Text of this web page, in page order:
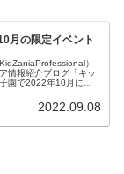
月の限定イベント
）
情報紹介ブログ「キッ
園で2022年10月に実
2022.09.08